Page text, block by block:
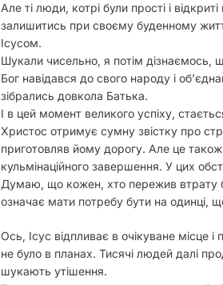
Але ті люди, котрі були прості і
залишитись при своєму буденному
Ісусом.
Шукали чисельно, я потім дізнаємось,
Бог навідався до свого народу і
зібрались довкола Батька.
І в цей момент великого успіху,
Христос отримує сумну звістку про
приготовляв йому дорогу. Але це
кульмінаційного завершення. У цих
Думаю, що кожен, хто пережив втрату
означає мати потребу бути на одинці,
Ось, Ісус відпливає в очікуване місце
не було в планах. Тисячі людей далі
шукають утішення.